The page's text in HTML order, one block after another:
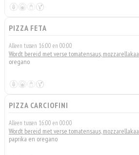
PIZZA FETA
Alleen tussen 16:00 en 00:00
Wordt bereid met verse tomatensaus, mozzarellakaa
oregano
PIZZA CARCIOFINI
Alleen tussen 16:00 en 00:00
Wordt bereid met verse tomatensaus, mozzarellakaa
paprika en oregano